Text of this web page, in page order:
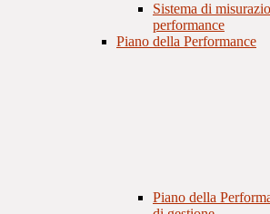
Sistema di
performance
Piano della Performance
Piano della